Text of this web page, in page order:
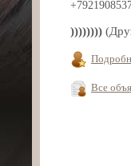
))))))))
Все